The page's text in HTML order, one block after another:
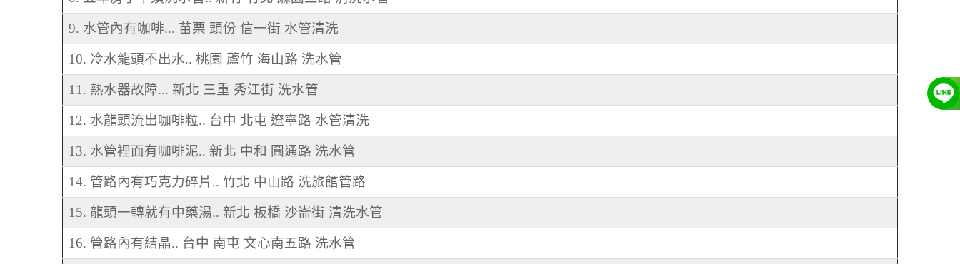
9. 水管內有咖啡... 苗栗 頭份 信一街 水管清洗
10. 冷水龍頭不出水.. 桃園 蘆竹 海山路 洗水管
11. 熱水器故障... 新北 三重 秀江街 洗水管
12. 水龍頭流出咖啡粒.. 台中 北屯 遼寧路 水管清洗
13. 水管裡面有咖啡泥.. 新北 中和 圓通路 洗水管
14. 管路內有巧克力碎片.. 竹北 中山路 洗旅館管路
15. 龍頭一轉就有中藥湯.. 新北 板橋 沙崙街 清洗水管
16. 管路內有結晶.. 台中 南屯 文心南五路 洗水管